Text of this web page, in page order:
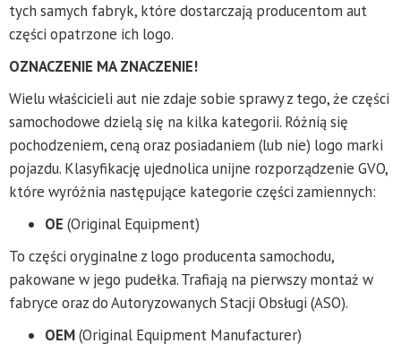
tych samych fabryk, które dostarczają producentom aut
części opatrzone ich logo.
OZNACZENIE MA ZNACZENIE!
Wielu właścicieli aut nie zdaje sobie sprawy z tego, że części
samochodowe dzielą się na kilka kategorii. Różnią się
pochodzeniem, ceną oraz posiadaniem (lub nie) logo marki
pojazdu. Klasyfikację ujednolica unijne rozporządzenie GVO,
które wyróżnia następujące kategorie części zamiennych:
OE (Original Equipment)
To części oryginalne z logo producenta samochodu,
pakowane w jego pudełka. Trafiają na pierwszy montaż w
fabryce oraz do Autoryzowanych Stacji Obsługi (ASO).
OEM(Original Equipment Manufacturer)